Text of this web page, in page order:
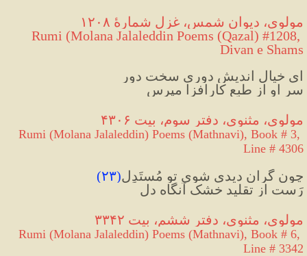
مولوی، دیوان شمس، غزل شمارهٔ ۱۲۰۸
Rumi (Molana Jalaleddin Poems (Qazal) #1208,
Divan e Shams
ای خیال اندیش دوری سخت دور
سر او از طبع کارافزا مپرس
مولوی، مثنوی، دفتر سوم، بیت ۴۳۰۶
Rumi (Molana Jalaleddin) Poems (Mathnavi), Book # 3,
Line # 4306
چون گران دیدی شوی تو مُستَدِل(۲۳)
رَست از تقلید خشک آنگاه دل
مولوی، مثنوی، دفتر ششم، بیت ۳۳۴۲
Rumi (Molana Jalaleddin) Poems (Mathnavi), Book # 6,
Line # 3342